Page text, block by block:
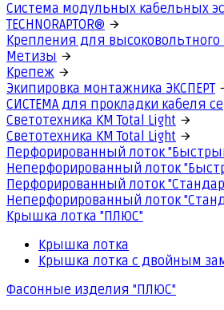
Система модульных кабельных
TECHNORAPTOR®
Крепления для высоковольтного
Метизы
Крепеж
Экипировка монтажника ЭКСПЕРТ
СИСТЕМА для прокладки кабеля
Светотехника КМ Total Light
Светотехника КМ Total Light
Перфорированный лоток
Неперфорированный лоток
Перфорированный лоток
Неперфорированный лоток
Крышка лотка "ПЛЮС"
Крышка лотка
Крышка лотка с двойным
Фасонные изделия "ПЛЮС"